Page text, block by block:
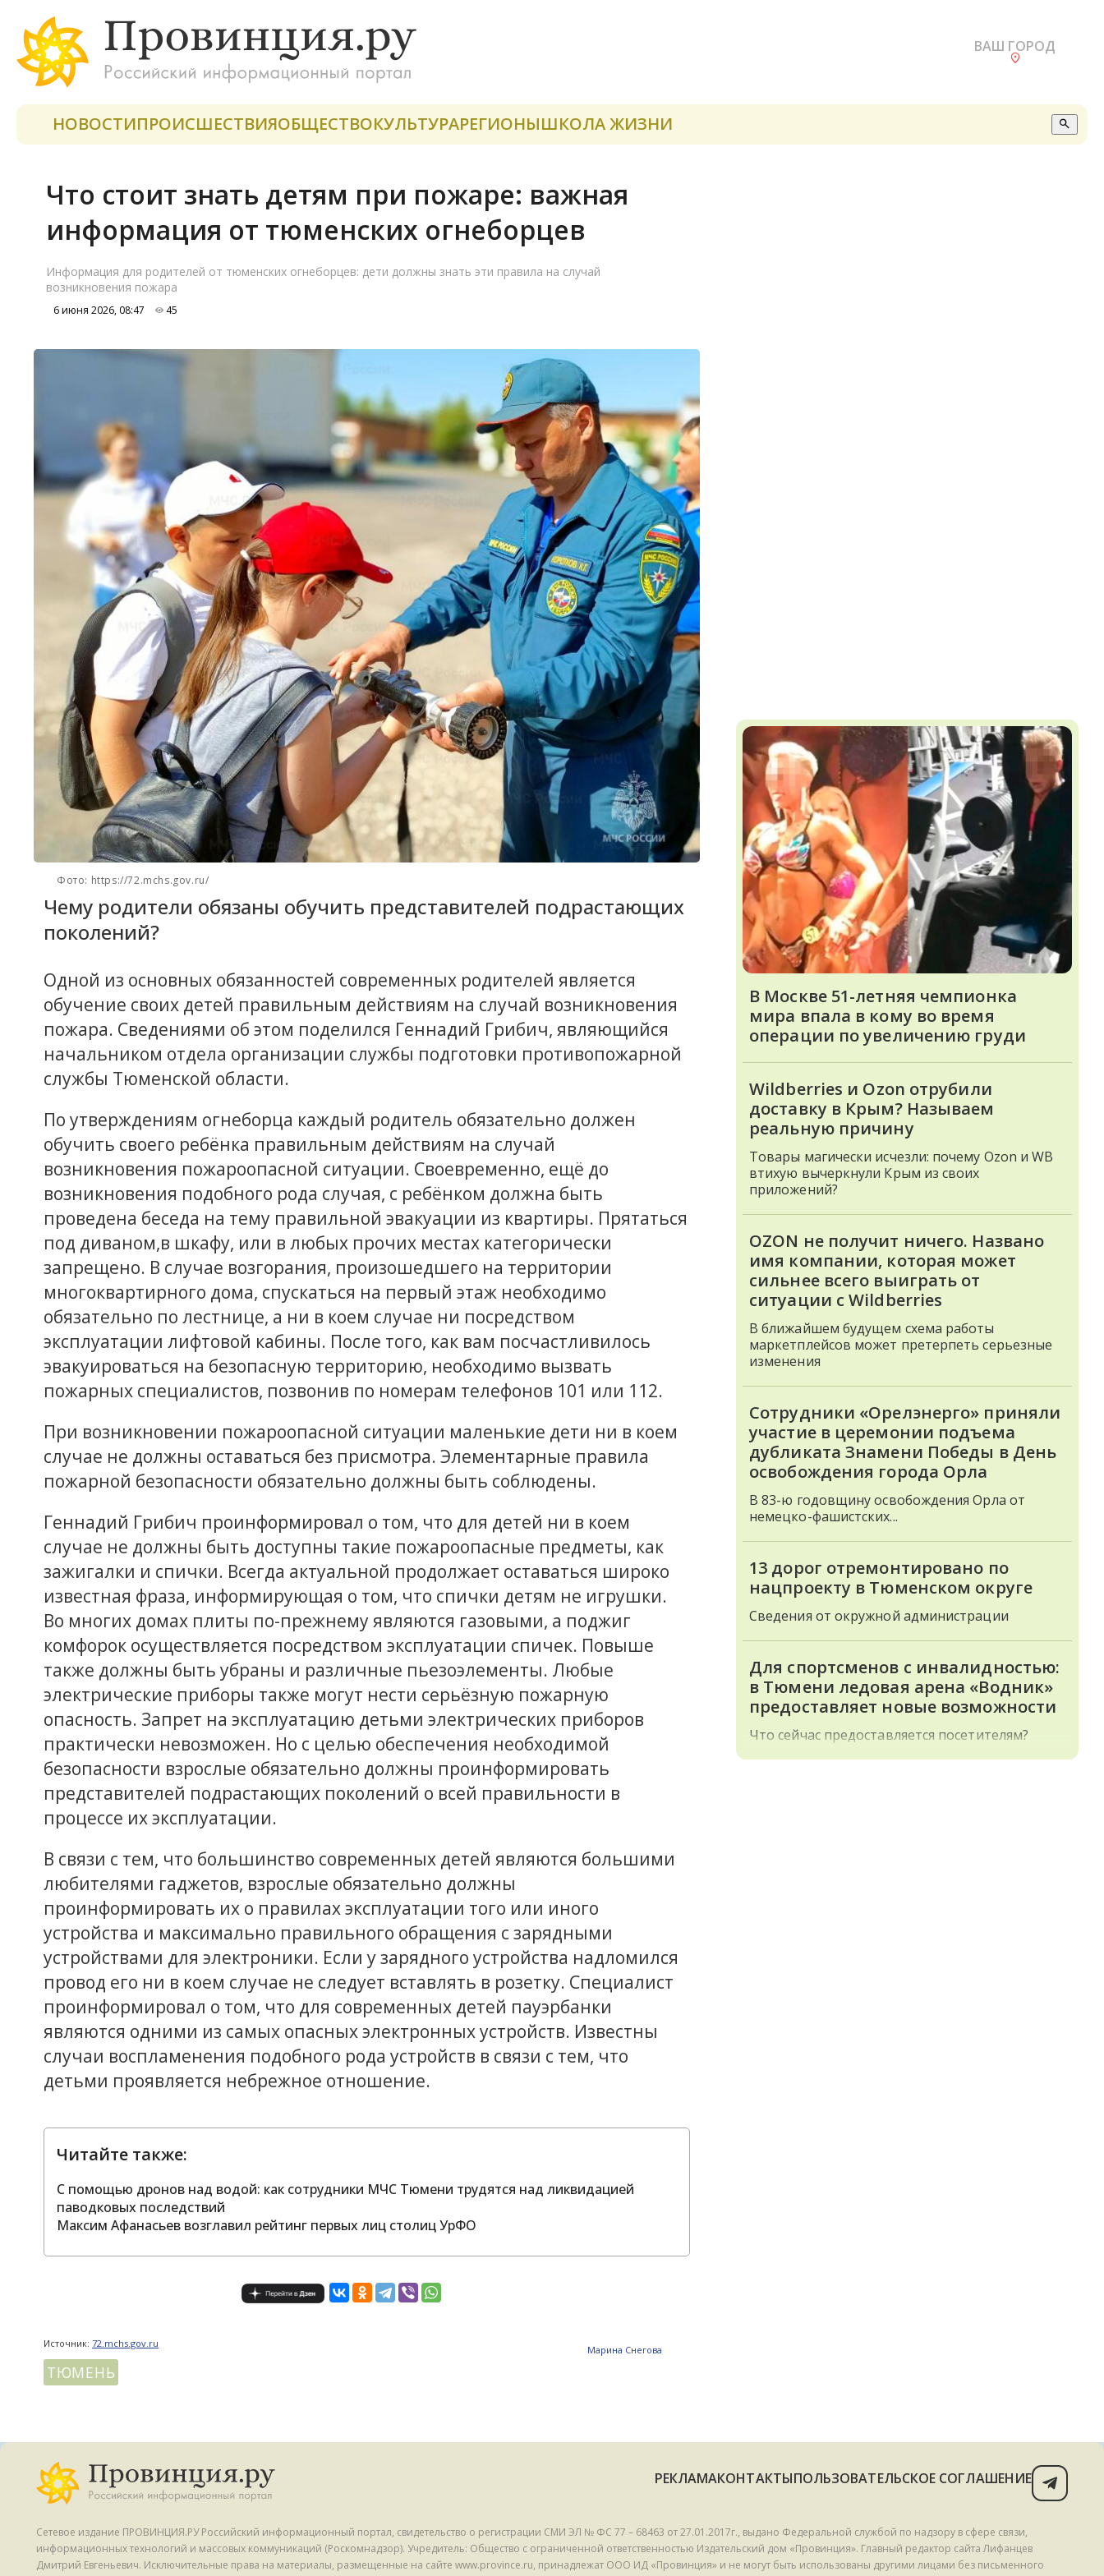
ВАШ ГОРОД
НОВОСТИПРОИСШЕСТВИЯОБЩЕСТВОКУЛЬТУРАРЕГИОНЫШКОЛА ЖИЗНИ
Что стоит знать детям при пожаре: важная
информация от тюменских огнеборцев
Информация для родителей от тюменских огнеборцев: дети должны знать эти правила на случай
возникновения пожара
6 июня 2026, 08:47 45
Фото: https://72.mchs.gov.ru/
Чему родители обязаны обучить представителей подрастающих
поколений?
Одной из основных обязанностей современных родителей является
обучение своих детей правильным действиям на случай возникновения
пожара. Сведениями об этом поделился Геннадий Грибич, являющийся
начальником отдела организации службы подготовки противопожарной
службы Тюменской области.
По утверждениям огнеборца каждый родитель обязательно должен
обучить своего ребёнка правильным действиям на случай
возникновения пожароопасной ситуации. Своевременно, ещё до
возникновения подобного рода случая, с ребёнком должна быть
проведена беседа на тему правильной эвакуации из квартиры. Прятаться
под диваном,в шкафу, или в любых прочих местах категорически
запрещено. В случае возгорания, произошедшего на территории
многоквартирного дома, спускаться на первый этаж необходимо
обязательно по лестнице, а ни в коем случае ни посредством
эксплуатации лифтовой кабины. После того, как вам посчастливилось
эвакуироваться на безопасную территорию, необходимо вызвать
пожарных специалистов, позвонив по номерам телефонов 101 или 112.
При возникновении пожароопасной ситуации маленькие дети ни в коем
случае не должны оставаться без присмотра. Элементарные правила
пожарной безопасности обязательно должны быть соблюдены.
Геннадий Грибич проинформировал о том, что для детей ни в коем
случае не должны быть доступны такие пожароопасные предметы, как
зажигалки и спички. Всегда актуальной продолжает оставаться широко
известная фраза, информирующая о том, что спички детям не игрушки.
Во многих домах плиты по-прежнему являются газовыми, а поджиг
комфорок осуществляется посредством эксплуатации спичек. Повыше
также должны быть убраны и различные пьезоэлементы. Любые
электрические приборы также могут нести серьёзную пожарную
опасность. Запрет на эксплуатацию детьми электрических приборов
практически невозможен. Но с целью обеспечения необходимой
безопасности взрослые обязательно должны проинформировать
представителей подрастающих поколений о всей правильности в
процессе их эксплуатации.
В связи с тем, что большинство современных детей являются большими
любителями гаджетов, взрослые обязательно должны
проинформировать их о правилах эксплуатации того или иного
устройства и максимально правильного обращения с зарядными
устройствами для электроники. Если у зарядного устройства надломился
провод его ни в коем случае не следует вставлять в розетку. Специалист
проинформировал о том, что для современных детей пауэрбанки
являются одними из самых опасных электронных устройств. Известны
случаи воспламенения подобного рода устройств в связи с тем, что
детьми проявляется небрежное отношение.
Читайте также:
С помощью дронов над водой: как сотрудники МЧС Тюмени трудятся над ликвидацией
паводковых последствий
Максим Афанасьев возглавил рейтинг первых лиц столиц УрФО
Источник: 72.mchs.gov.ru
Mарина Снегова
ТЮМЕНЬ
В Москве 51-летняя чемпионка
мира впала в кому во время
операции по увеличению груди
Wildberries и Ozon отрубили
доставку в Крым? Называем
реальную причину
Товары магически исчезли: почему Ozon и WB
втихую вычеркнули Крым из своих
приложений?
OZON не получит ничего. Названо
имя компании, которая может
сильнее всего выиграть от
ситуации с Wildberries
В ближайшем будущем схема работы
маркетплейсов может претерпеть серьезные
изменения
Сотрудники «Орелэнерго» приняли
участие в церемонии подъема
дубликата Знамени Победы в День
освобождения города Орла
В 83-ю годовщину освобождения Орла от
немецко-фашистских...
13 дорог отремонтировано по
нацпроекту в Тюменском округе
Сведения от окружной администрации
Для спортсменов с инвалидностью:
в Тюмени ледовая арена «Водник»
предоставляет новые возможности
Что сейчас предоставляется посетителям?
РЕКЛАМАКОНТАКТЫПОЛЬЗОВАТЕЛЬСКОЕ СОГЛАШЕНИЕ
Сетевое издание ПРОВИНЦИЯ.РУ Российский информационный портал, свидетельство о регистрации СМИ ЭЛ № ФС 77 – 68463 от 27.01.2017г., выдано Федеральной службой по надзору в сфере связи,
информационных технологий и массовых коммуникаций (Роскомнадзор). Учредитель: Общество с ограниченной ответственностью Издательский дом «Провинция». Главный редактор сайта Лифанцев
Дмитрий Евгеньевич. Исключительные права на материалы, размещенные на сайте www.province.ru, принадлежат ООО ИД «Провинция» и не могут быть использованы другими лицами без письменного